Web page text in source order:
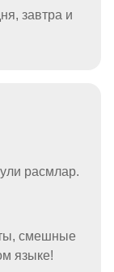
завтра и
расмлар.
смешные
языке!